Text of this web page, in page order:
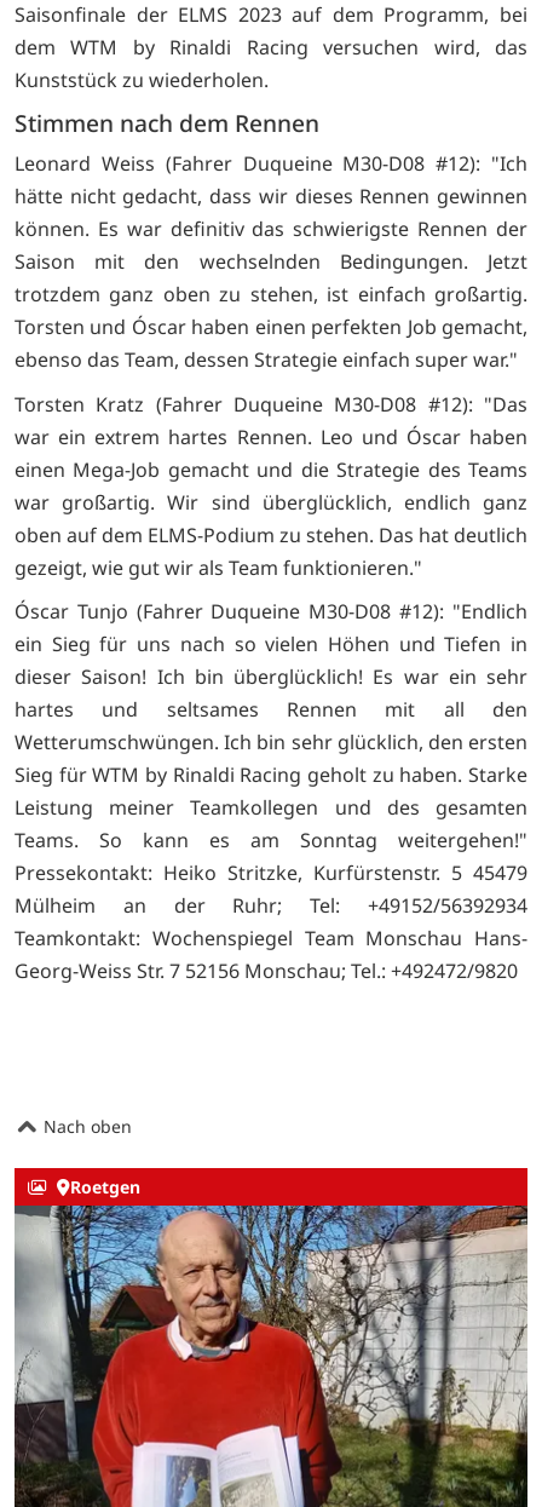
Saisonfinale der ELMS 2023 auf dem Programm, bei
dem WTM by Rinaldi Racing versuchen wird, das
Kunststück zu wiederholen.
Stimmen nach dem Rennen
Leonard Weiss (Fahrer Duqueine M30-D08 #12): "Ich
hätte nicht gedacht, dass wir dieses Rennen gewinnen
können. Es war definitiv das schwierigste Rennen der
Saison mit den wechselnden Bedingungen. Jetzt
trotzdem ganz oben zu stehen, ist einfach großartig.
Torsten und Óscar haben einen perfekten Job gemacht,
ebenso das Team, dessen Strategie einfach super war."
Torsten Kratz (Fahrer Duqueine M30-D08 #12): "Das
war ein extrem hartes Rennen. Leo und Óscar haben
einen Mega-Job gemacht und die Strategie des Teams
war großartig. Wir sind überglücklich, endlich ganz
oben auf dem ELMS-Podium zu stehen. Das hat deutlich
gezeigt, wie gut wir als Team funktionieren."
Óscar Tunjo (Fahrer Duqueine M30-D08 #12): "Endlich
ein Sieg für uns nach so vielen Höhen und Tiefen in
dieser Saison! Ich bin überglücklich! Es war ein sehr
hartes und seltsames Rennen mit all den
Wetterumschwüngen. Ich bin sehr glücklich, den ersten
Sieg für WTM by Rinaldi Racing geholt zu haben. Starke
Leistung meiner Teamkollegen und des gesamten
Teams. So kann es am Sonntag weitergehen!"
Pressekontakt: Heiko Stritzke, Kurfürstenstr. 5 45479
Mülheim an der Ruhr; Tel: +49152/56392934
Teamkontakt: Wochenspiegel Team Monschau Hans-
Georg-Weiss Str. 7 52156 Monschau; Tel.: +492472/9820
Nach oben
Roetgen